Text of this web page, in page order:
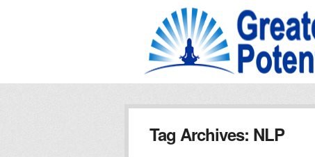
Tag Archives: NLP